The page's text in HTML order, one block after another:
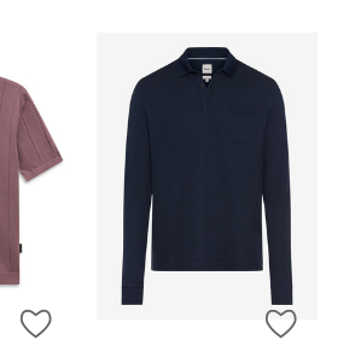
ZUR WUNSCHLISTE HINZUFÜGEN
ZUR